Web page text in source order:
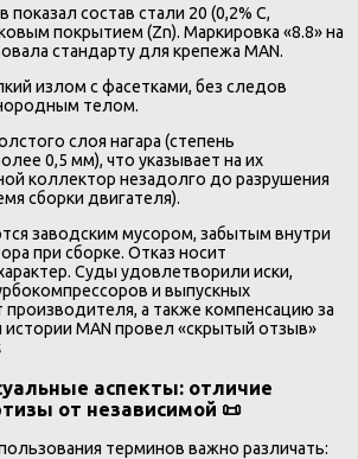
состав стали 20 (0,2% C,
покрытием (Zn). Маркировка «8.8» на
стандарту для крепежа MAN.
излом с фасетками, без следов
телом.
слоя нагара (степень
0,5 мм), что указывает на их
коллектор незадолго до разрушения
сборки двигателя).
заводским мусором, забытым внутри
при сборке. Отказ носит
Суды удовлетворили иски,
и выпускных
производителя, а также компенсацию за
MAN провел «скрытый отзыв»
аспекты: отличие
от независимой 📜
терминов важно различать: